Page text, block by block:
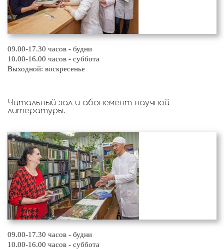
09.00-17.30 часов - будни
10.00-16.00 часов - суббота
Выходной: воскресенье
Читальный зал и абонемент научной
литературы.
09.00-17.30 часов - будни
10.00-16.00 часов - суббота